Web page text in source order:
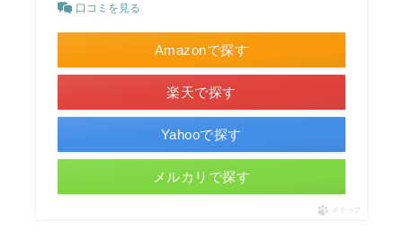
口コミを見る
Amazonで探す
楽天で探す
Yahooで探す
メルカリで探す
ポチップ